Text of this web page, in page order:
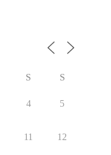
S S
4 5
11 12